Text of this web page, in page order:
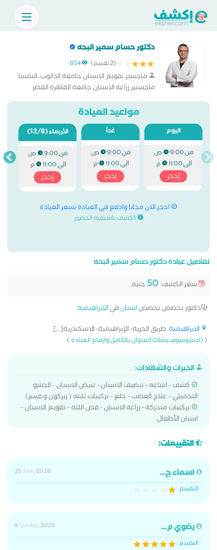
دكتور حسام سمير البحه
(2 تقييم) 854
ماجستر تقويم الاسنان جامعة الدانوب، النمسا
ماجستير زراعة الاسنان جامعة القاهرة القصر
العيني
مواعيد العيادة
اليوم
من9:00 ص
الى11:00 م
إحجز
غداً
من9:00 ص
الى11:00 م
إحجز
الأربعاء(12/8)
من9:00 ص
الى11:00 م
إحجز
احجز الان مجانا وادفع في العيادة بسعر العيادة
الكشف باسبقية الحضور
تفاصيل عيادة دكتور حسام سمير البحه
سعر الكشف:50 جنيه
دكتور تخصص تخصصاسنانفيالابراهيمية
الابراهيمية: طريق الحرية- الإبراهيمية- الاسكندرية[...]
((احجز وسوف يصلك العنوان بالكامل وارقام العيادة)
الخبرات والشهادات:
كشف - اشاعه - تنضيف الاسنان - تبيض الاسنان - الحشو
التجميلي - علاج العصب - خلع - تركيبات ثابته ( زيركون و فينير)
تركيبات متحركة - زراعة الاسنان - قص اللثه - تقويم الاسنان -
اسنان الأطفال
التقييمات:
اسماء ج...
25 June, 2026
التقييم :
رضوي م...
6 October, 2025
التقييم :